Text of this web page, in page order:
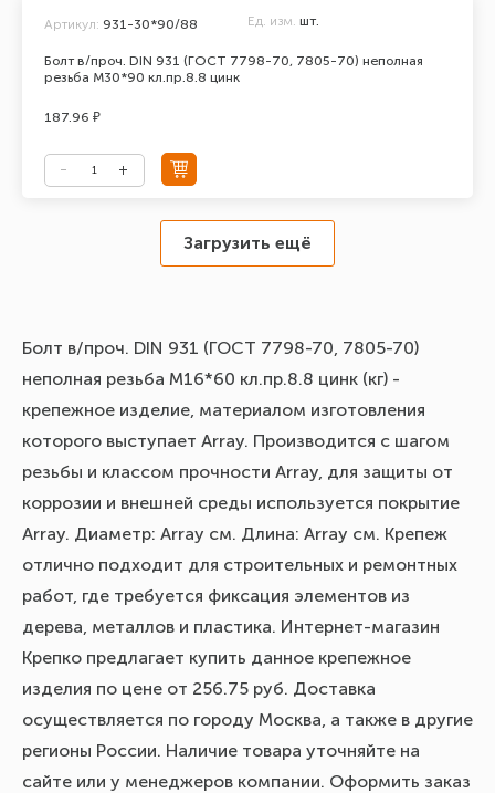
Болт в/проч. DIN 931 (ГОСТ 7798-70, 7805-70) неполная
резьба М30*90 кл.пр.8.8 цинк
Артикул: 931-30*90/88 Ед. изм. шт.
187.96 ₽
Загрузить ещё
Болт в/проч. DIN 931 (ГОСТ 7798-70, 7805-70)
неполная резьба М16*60 кл.пр.8.8 цинк (кг) -
крепежное изделие, материалом изготовления
которого выступает Array. Производится с шагом
резьбы и классом прочности Array, для защиты от
коррозии и внешней среды используется покрытие
Array. Диаметр: Array см. Длина: Array см. Крепеж
отлично подходит для строительных и ремонтных
работ, где требуется фиксация элементов из
дерева, металлов и пластика. Интернет-магазин
Крепко предлагает купить данное крепежное
изделия по цене от 256.75 руб. Доставка
осуществляется по городу Москва, а также в другие
регионы России. Наличие товара уточняйте на
сайте или у менеджеров компании. Оформить заказ